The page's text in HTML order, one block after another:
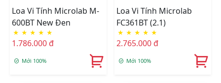
Loa Vi Tính Microlab M-
600BT New Đen
★ ★ ★ ★ ★
1.786.000 đ
Mới 100%
Loa Vi Tính Microlab
FC361BT (2.1)
★ ★ ★ ★ ★
2.765.000 đ
Mới 100%